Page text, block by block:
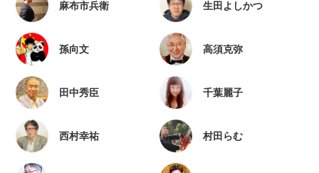
麻布市兵衛 生田よしかつ
孫向文 高須克弥
田中秀臣 千葉麗子
西村幸祐 村田らむ